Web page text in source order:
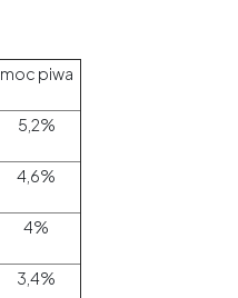
moc piwa
5,2%
4,6%
4%
3,4%